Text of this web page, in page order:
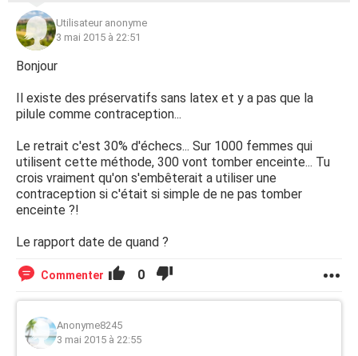
Utilisateur anonyme
3 mai 2015 à 22:51
Bonjour
Il existe des préservatifs sans latex et y a pas que la
pilule comme contraception...
Le retrait c'est 30% d'échecs... Sur 1000 femmes qui
utilisent cette méthode, 300 vont tomber enceinte... Tu
crois vraiment qu'on s'embêterait a utiliser une
contraception si c'était si simple de ne pas tomber
enceinte ?!
Le rapport date de quand ?
Commenter 0
Anonyme8245
3 mai 2015 à 22:55